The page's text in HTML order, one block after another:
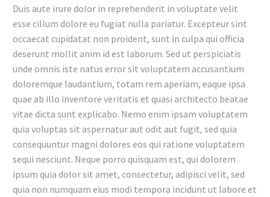
Duis aute irure dolor in reprehenderit in voluptate velit
esse cillum dolore eu fugiat nulla pariatur. Excepteur sint
occaecat cupidatat non proident, sunt in culpa qui officia
deserunt mollit anim id est laborum. Sed ut perspiciatis
unde omnis iste natus error sit voluptatem accusantium
doloremque laudantium, totam rem aperiam, eaque ipsa
quae ab illo inventore veritatis et quasi architecto beatae
vitae dicta sunt explicabo. Nemo enim ipsam voluptatem
quia voluptas sit aspernatur aut odit aut fugit, sed quia
consequuntur magni dolores eos qui ratione voluptatem
sequi nesciunt. Neque porro quisquam est, qui dolorem
ipsum quia dolor sit amet, consectetur, adipisci velit, sed
quia non numquam eius modi tempora incidunt ut labore et